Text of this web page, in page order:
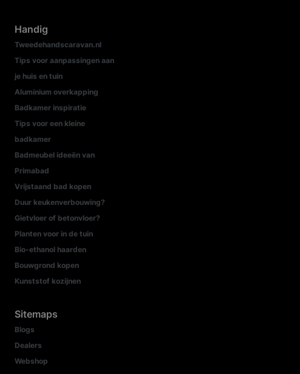
Handig
Tweedehandscaravan.nl
Tips voor aanpassingen aan
je huis en tuin
Aluminium overkapping
Badkamer inspiratie
Tips voor een kleine
badkamer
Badmeubel ideeën van
Primabad
Vrijstaand bad kopen
Duur keukenverbouwing?
Gietvloer of betonvloer?
Planten voor in de tuin
Bio-ethanol haarden
Bouwgrond kopen
Kunststof kozijnen
Sitemaps
Blogs
Dealers
Webshop